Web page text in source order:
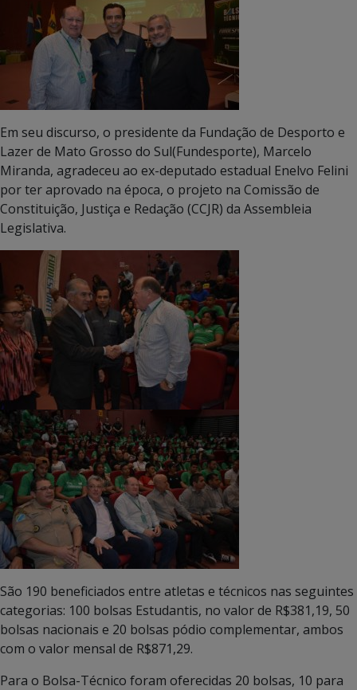
Em seu discurso, o presidente da Fundação de Desporto e
Lazer de Mato Grosso do Sul(Fundesporte), Marcelo
Miranda, agradeceu ao ex-deputado estadual Enelvo Felini
por ter aprovado na época, o projeto na Comissão de
Constituição, Justiça e Redação (CCJR) da Assembleia
Legislativa.
São 190 beneficiados entre atletas e técnicos nas seguintes
categorias: 100 bolsas Estudantis, no valor de R$381,19, 50
bolsas nacionais e 20 bolsas pódio complementar, ambos
com o valor mensal de R$871,29.
Para o Bolsa-Técnico foram oferecidas 20 bolsas, 10 para